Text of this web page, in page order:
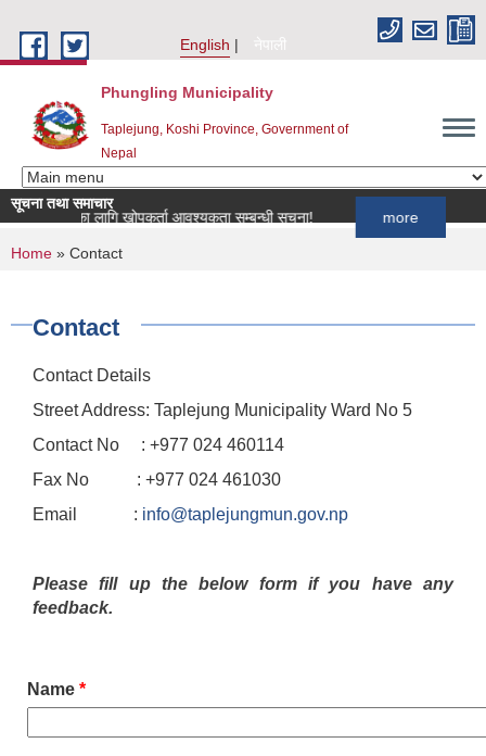
English
नेपाली
Phungling Municipality
Taplejung, Koshi Province, Government of
Nepal
सूचना तथा समाचार
लागि खोपकर्ता आवश्यकता सम्बन्धी सूचना!
You are here
Home » Contact
Contact
Contact Details
Street Address: Taplejung Municipality Ward No 5
Contact No : +977 024 460114
Fax No : +977 024 461030
Email : info@taplejungmun.gov.np
Please fill up the below form if you have any
feedback.
Name *